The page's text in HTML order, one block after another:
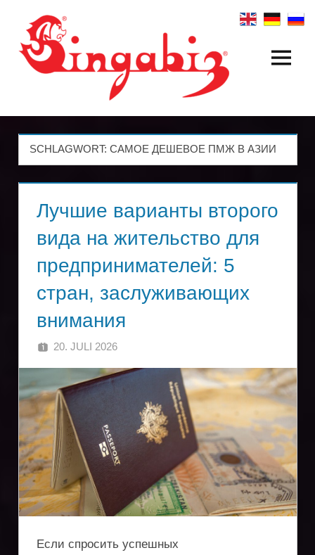
Inhalt
springen
Создание
глобальных
компаний
и
холдинговых
структур
Singabiz®
Международные
услуги
по
регистрации
компаний,
получению
вида
на
жительство,
Menü
SCHLAGWORT: САМОЕ ДЕШЕВОЕ ПМЖ В АЗИИ
Лучшие варианты второго
вида на жительство для
предпринимателей: 5
стран, заслуживающих
внимания
20. JULI 2026
Если спросить успешных